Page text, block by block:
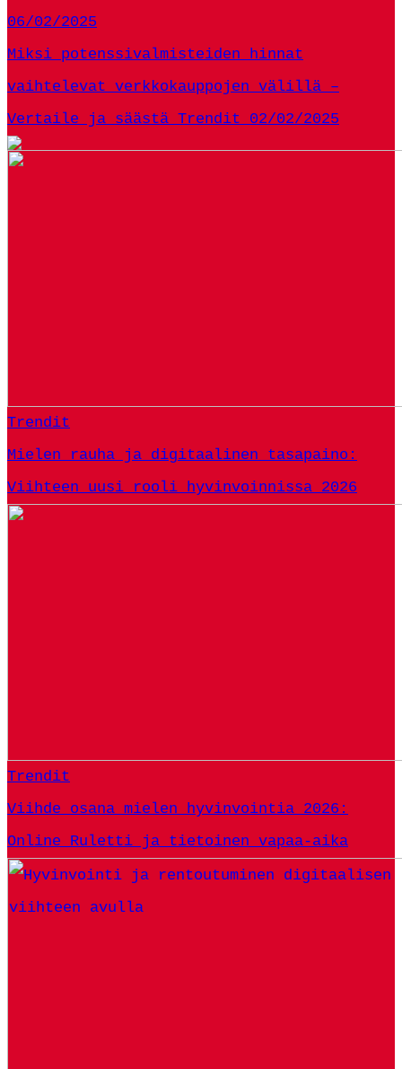
06/02/2025
Miksi potenssivalmisteiden hinnat
vaihtelevat verkkokauppojen välillä –
Vertaile ja säästä Trendit 02/02/2025
Trendit
Mielen rauha ja digitaalinen tasapaino:
Viihteen uusi rooli hyvinvoinnissa 2026
Trendit
Viihde osana mielen hyvinvointia 2026:
Online Ruletti ja tietoinen vapaa-aika